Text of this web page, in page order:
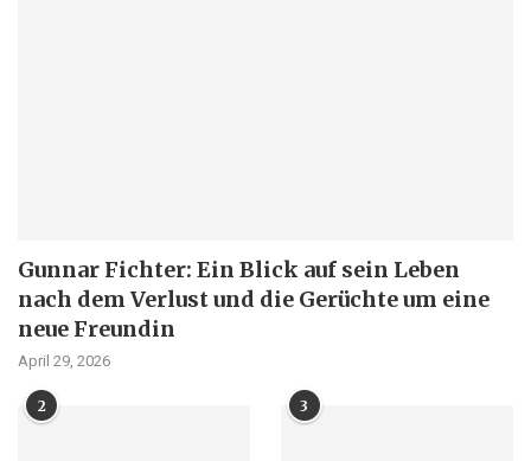
Gunnar Fichter: Ein Blick auf sein Leben
nach dem Verlust und die Gerüchte um eine
neue Freundin
April 29, 2026
2 3